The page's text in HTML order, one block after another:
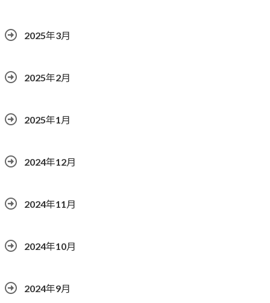
2025年3月
2025年2月
2025年1月
2024年12月
2024年11月
2024年10月
2024年9月